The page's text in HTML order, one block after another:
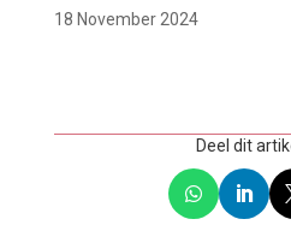
18 November 2024
Deel dit